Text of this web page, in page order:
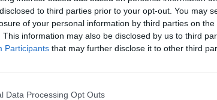
to third parties prior to your opt-out. You may
of your personal information by third parties on the
This information may also be disclosed by us to third
Participants that may further disclose it to other third
Data Processing Opt Outs
Il caso del grillino in
Royce. Così hanno
sconfitto la povertà: la
loro